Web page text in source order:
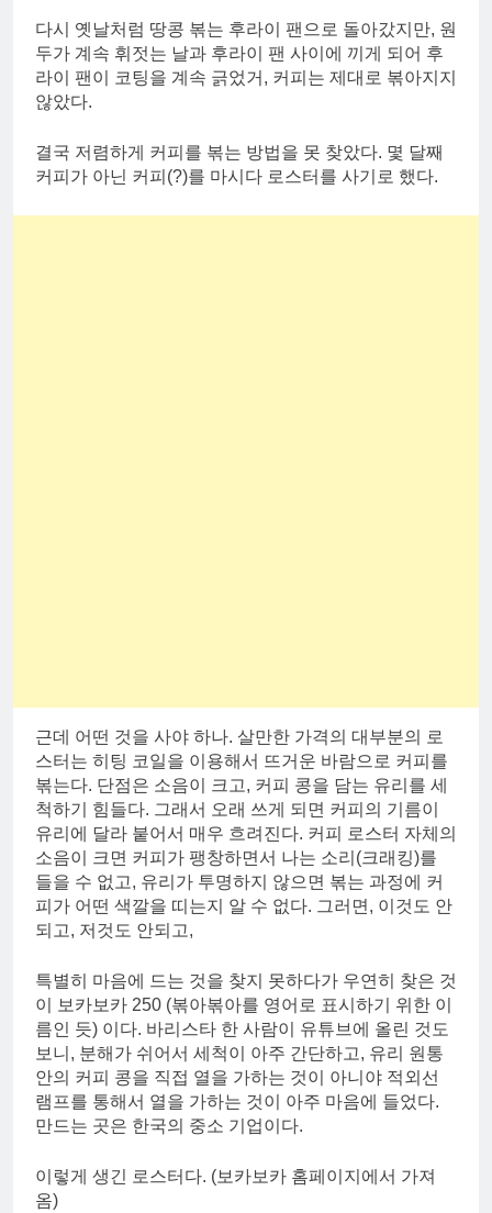
다시 옛날처럼 땅콩 볶는 후라이 팬으로 돌아갔지만, 원
두가 계속 휘젓는 날과 후라이 팬 사이에 끼게 되어 후
라이 팬이 코팅을 계속 긁었거, 커피는 제대로 볶아지지
않았다.
결국 저렴하게 커피를 볶는 방법을 못 찾았다. 몇 달째
커피가 아닌 커피(?)를 마시다 로스터를 사기로 했다.
근데 어떤 것을 사야 하나. 살만한 가격의 대부분의 로
스터는 히팅 코일을 이용해서 뜨거운 바람으로 커피를
볶는다. 단점은 소음이 크고, 커피 콩을 담는 유리를 세
척하기 힘들다. 그래서 오래 쓰게 되면 커피의 기름이
유리에 달라 붙어서 매우 흐려진다. 커피 로스터 자체의
소음이 크면 커피가 팽창하면서 나는 소리(크래킹)를
들을 수 없고, 유리가 투명하지 않으면 볶는 과정에 커
피가 어떤 색깔을 띠는지 알 수 없다. 그러면, 이것도 안
되고, 저것도 안되고,
특별히 마음에 드는 것을 찾지 못하다가 우연히 찾은 것
이 보카보카 250 (볶아볶아를 영어로 표시하기 위한 이
름인 듯) 이다. 바리스타 한 사람이 유튜브에 올린 것도
보니, 분해가 쉬어서 세척이 아주 간단하고, 유리 원통
안의 커피 콩을 직접 열을 가하는 것이 아니야 적외선
램프를 통해서 열을 가하는 것이 아주 마음에 들었다.
만드는 곳은 한국의 중소 기업이다.
이렇게 생긴 로스터다. (보카보카 홈페이지에서 가져
옴)